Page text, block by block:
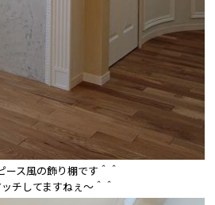
ース風の飾り棚です＾＾
チしてますねぇ〜＾＾